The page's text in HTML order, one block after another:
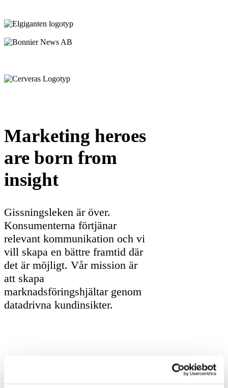
Marketing heroes
are born from
insight
Gissningsleken är över.
Konsumenterna förtjänar
relevant kommunikation och vi
vill skapa en bättre framtid där
det är möjligt. Vår mission är
att skapa
marknadsföringshjältar genom
datadrivna kundinsikter.